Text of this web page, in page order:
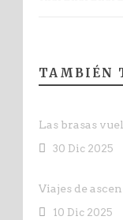
TAMBIÉN
Las brasas
30 Dic 2025
Viajes de
10 Dic 2025